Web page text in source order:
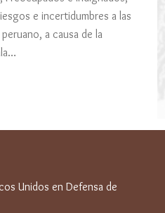
e incertidumbres a las
a causa de la
Unidos en Defensa de